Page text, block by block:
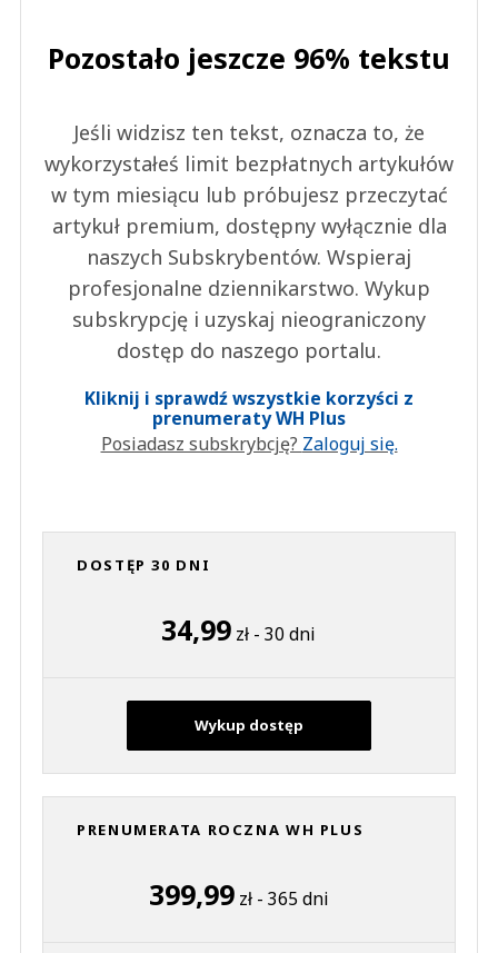
Pozostało jeszcze 96% tekstu
Jeśli widzisz ten tekst, oznacza to, że
wykorzystałeś limit bezpłatnych artykułów
w tym miesiącu lub próbujesz przeczytać
artykuł premium, dostępny wyłącznie dla
naszych Subskrybentów. Wspieraj
profesjonalne dziennikarstwo. Wykup
subskrypcję i uzyskaj nieograniczony
dostęp do naszego portalu.
Kliknij i sprawdź wszystkie korzyści z
prenumeraty WH Plus
Posiadasz subskrybcję? Zaloguj się.
DOSTĘP 30 DNI
34,99 zł - 30 dni
Wykup dostęp
PRENUMERATA ROCZNA WH PLUS
399,99zł - 365 dni